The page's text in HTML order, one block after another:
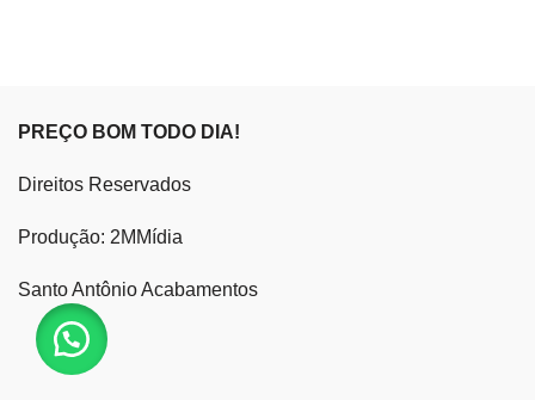
PREÇO BOM TODO DIA!
Direitos Reservados
Produção: 2MMídia
Santo Antônio Acabamentos